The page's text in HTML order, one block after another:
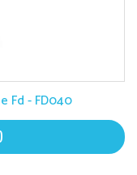
Fd - FD040